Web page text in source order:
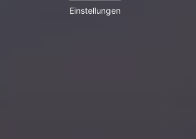
Einstellungen